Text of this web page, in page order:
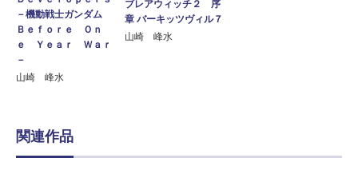
－機動戦士ガンダム
Ｂｅｆｏｒｅ Ｏｎ
ｅ Ｙｅａｒ Ｗａｒ
－
山崎 峰水
ブレアウィッチ２ 序
章 バーキッツヴィル７
山崎 峰水
関連作品